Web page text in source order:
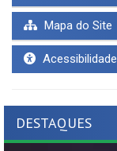
Mapa do Site
Acessibilidade
DESTAQUES